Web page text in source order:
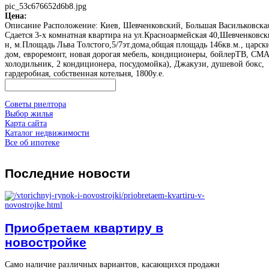
pic_53c676652d6b8.jpg
Цена:
Описание Расположение: Киев, Шевченковский, Большая
Сдается 3-х комнатная квартира на ул.Красноармейская
н, м.Площадь Льва Толстого,5/7эт.дома,общая площадь 146кв.м.,
дом, евроремонт, новая дорогая мебель, кондиционеры, бойлерТВ, СМА,
холодильник, 2 кондиционера, посудомойка), Джакузи, душевой бокс,
гардеробная, собственная котельня, 1800у.е.
Советы риелтора
Выбор жилья
Карта сайта
Каталог недвижимости
Все об ипотеке
Последние новости
Приобретаем квартиру в
новостройке
Само наличие различных вариантов, касающихся продажи